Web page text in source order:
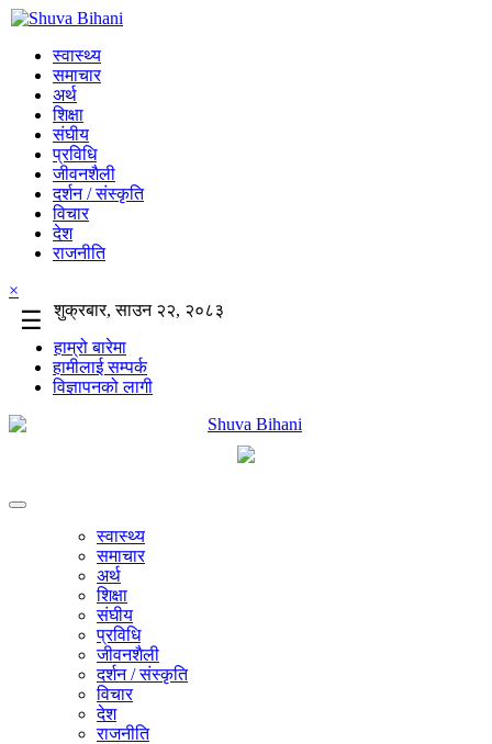
स्वास्थ्य
समाचार
अर्थ
शिक्षा
संघीय
प्रविधि
जीवनशैली
दर्शन / संस्कृति
विचार
देश
राजनीति
×
☰
शुक्रबार, साउन २२, २०८३
हाम्रो बारेमा
हामीलाई सम्पर्क
विज्ञापनको लागी
स्वास्थ्य
समाचार
अर्थ
शिक्षा
संघीय
प्रविधि
जीवनशैली
दर्शन / संस्कृति
विचार
देश
राजनीति